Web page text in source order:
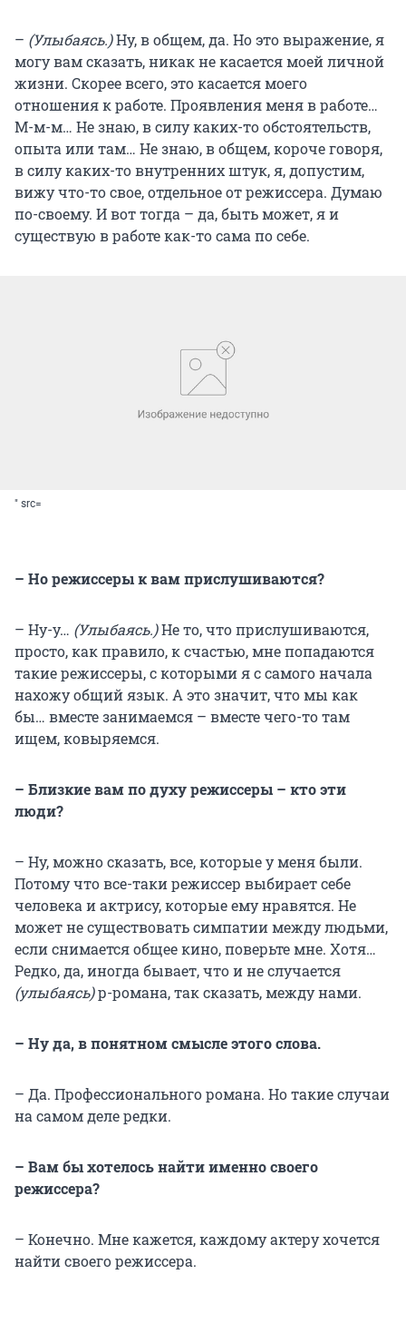
– (Улыбаясь.)Ну, в общем, да. Но это выражение, я
могу вам сказать, никак не касается моей личной
жизни. Скорее всего, это касается моего
отношения к работе. Проявления меня в работе…
М-м-м… Не знаю, в силу каких-то обстоятельств,
опыта или там… Не знаю, в общем, короче говоря,
в силу каких-то внутренних штук, я, допустим,
вижу что-то свое, отдельное от режиссера. Думаю
по-своему. И вот тогда – да, быть может, я и
существую в работе как-то сама по себе.
" src=
– Но режиссеры к вам прислушиваются?
– Ну-у… (Улыбаясь.)Не то, что прислушиваются,
просто, как правило, к счастью, мне попадаются
такие режиссеры, с которыми я с самого начала
нахожу общий язык. А это значит, что мы как
бы… вместе занимаемся – вместе чего-то там
ищем, ковыряемся.
– Близкие вам по духу режиссеры – кто эти
люди?
– Ну, можно сказать, все, которые у меня были.
Потому что все-таки режиссер выбирает себе
человека и актрису, которые ему нравятся. Не
может не существовать симпатии между людьми,
если снимается общее кино, поверьте мне. Хотя…
Редко, да, иногда бывает, что и не случается
(улыбаясь)р-романа, так сказать, между нами.
– Ну да, в понятном смысле этого слова.
– Да. Профессионального романа. Но такие случаи
на самом деле редки.
– Вам бы хотелось найти именно своего
режиссера?
– Конечно. Мне кажется, каждому актеру хочется
найти своего режиссера.